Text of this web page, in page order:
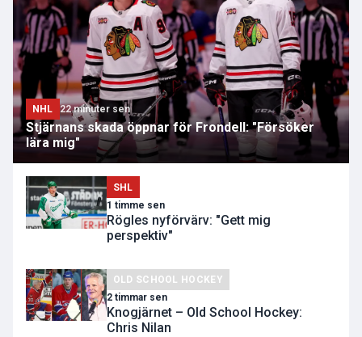
NHL 22 minuter sen
Stjärnans skada öppnar för Frondell: "Försöker
lära mig"
SHL
1 timme sen
Rögles nyförvärv: "Gett mig
perspektiv"
OLD SCHOOL HOCKEY
2 timmar sen
Knogjärnet – Old School Hockey:
Chris Nilan